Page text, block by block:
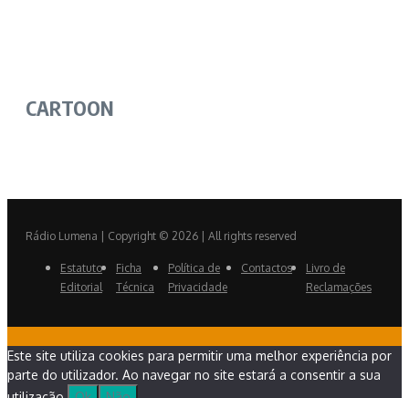
CARTOON
Rádio Lumena | Copyright © 2026 | All rights reserved
Estatuto
Editorial
Ficha
Técnica
Política de
Privacidade
Contactos
Livro de
Reclamações
Este site utiliza cookies para permitir uma melhor experiência por
parte do utilizador. Ao navegar no site estará a consentir a sua